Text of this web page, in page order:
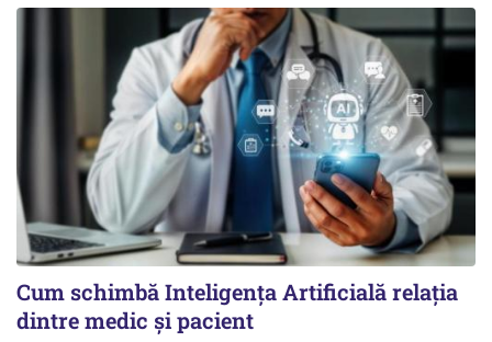
Cum schimbă Inteligența Artificială relația
dintre medic și pacient